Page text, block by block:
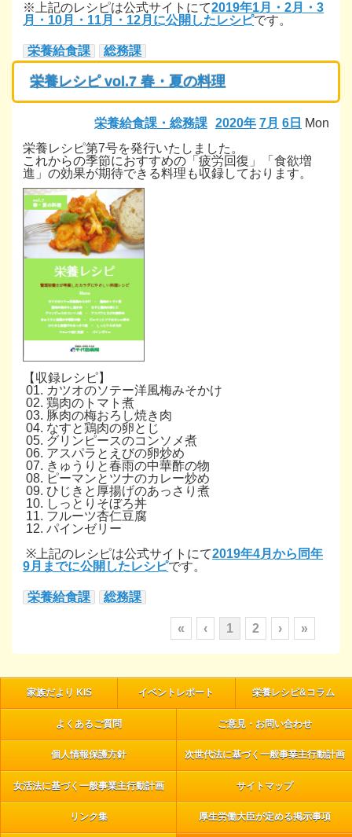
※上記のレシピは公式サイトにて2019年1月・2月・3
月・10月・11月・12月に公開したレシピです。
栄養給食課 総務課
栄養レシピ vol.7 春・夏の料理
2020年 7月 6日 Mon
栄養給食課・総務課
栄養レシピ第7号を発行いたしました。
これからの季節におすすめの「疲労回復」「食欲増
進」の効果が期待できる料理も収録しております。
【収録レシピ】
01. カツオのソテー洋風梅みそかけ
02. 鶏肉のトマト煮
03. 豚肉の梅おろし焼き肉
04. なすと鶏肉の卵とじ
05. グリンピースのコンソメ煮
06. アスパラとえびの卵炒め
07. きゅうりと春雨の中華酢の物
08. ピーマンとツナのカレー炒め
09. ひじきと厚揚げのあっさり煮
10. しっとりそぼろ丼
11. フルーツ杏仁豆腐
12. パインゼリー
※上記のレシピは公式サイトにて2019年4月から同年
9月までに公開したレシピです。
栄養給食課 総務課
« ‹ 1 2 › »
家族だより KIS イベントレポート 栄養レシピ&コラム
よくあるご質問 ご意見・お問い合わせ
個人情報保護方針 次世代法に基づく一般事業主行動計画
女活法に基づく一般事業主行動計画 サイトマップ
リンク集 厚生労働大臣が定める掲示事項